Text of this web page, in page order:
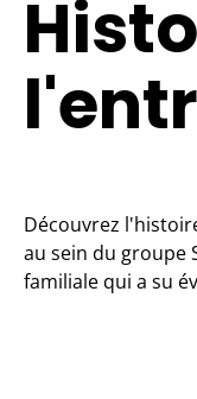
Découvrez
au sein du groupe
familiale qui a su